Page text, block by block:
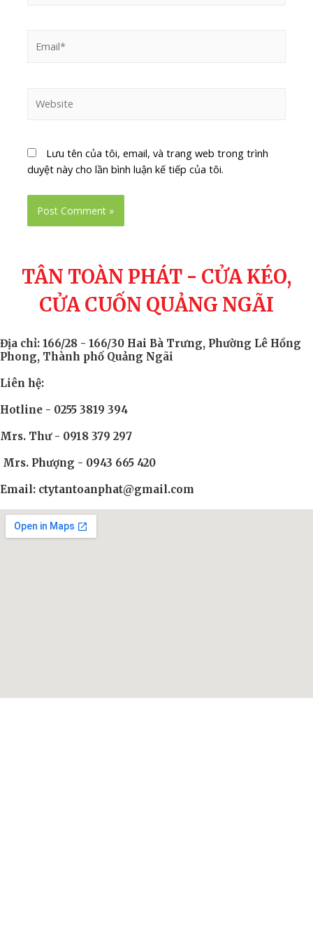
Lưu tên của tôi, email, và trang web trong trình
duyệt này cho lần bình luận kế tiếp của tôi.
TÂN TOÀN PHÁT - CỬA KÉO,
CỬA CUỐN QUẢNG NGÃI
Địa chỉ: 166/28 - 166/30 Hai Bà Trưng, Phường Lê Hồng
Phong, Thành phố Quảng Ngãi
Liên hệ:
Hotline - 0255 3819 394
Mrs. Thư - 0918 379 297
Mrs. Phượng - 0943 665 420
Email: ctytantoanphat@gmail.com